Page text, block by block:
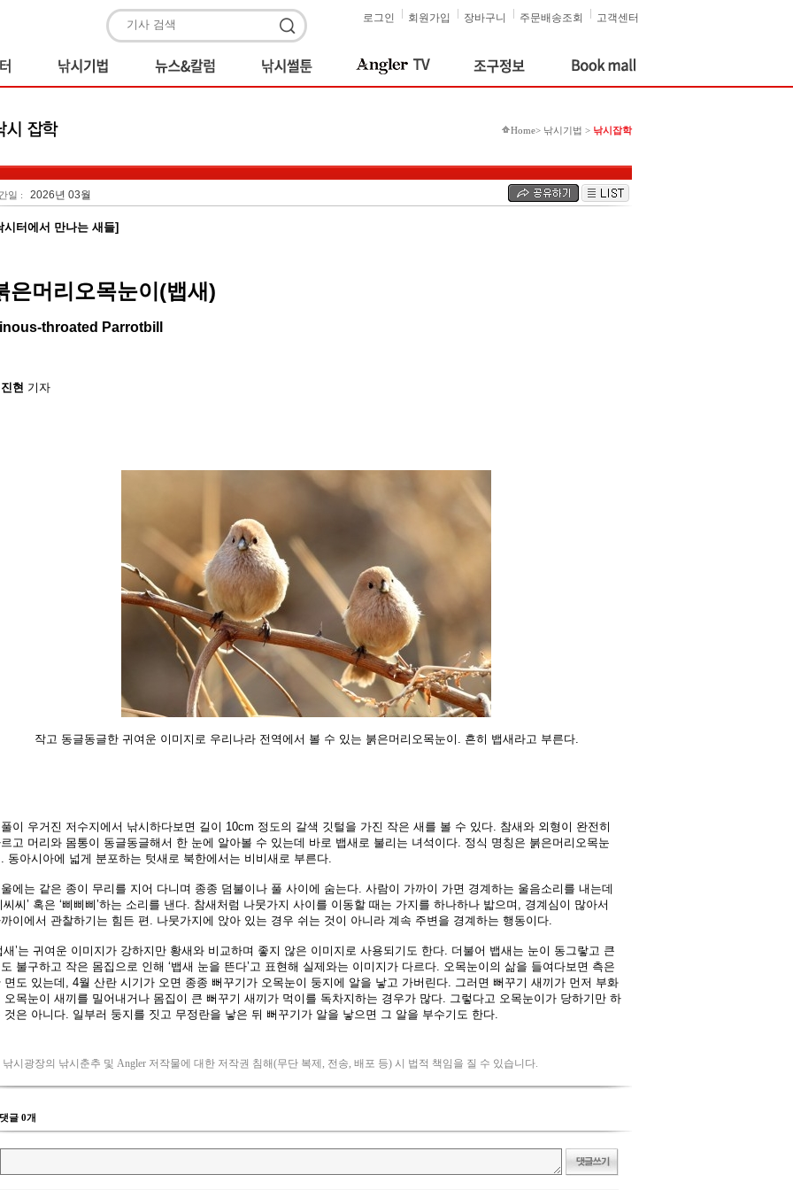
고객센터
주문배송조회
장바구니
회원가입
로그인
Home> 낚시기법 > 낚시잡학
일 : 2026년 03월
시광장의 낚시춘추 및 Angler 저작물에 대한 저작권 침해(무단 복제, 전송, 배포 등) 시 법적 책임을 질 수 있습니다.
댓글 0개